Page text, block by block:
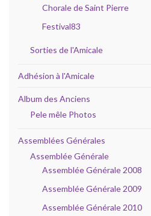
Chorale de Saint Pierre
Festival83
Sorties de l'Amicale
Adhésion à l'Amicale
Album des Anciens
Pele mêle Photos
Assemblées Générales
Assemblée Générale
Assemblée Générale 2008
Assemblée Générale 2009
Assemblée Générale 2010